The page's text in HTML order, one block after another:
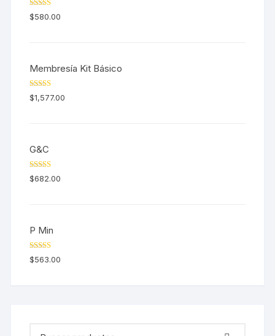
Valorado en
5.00de 5
$580.00
Membresía Kit Básico
Valorado en
5.00 de 5
$1,577.00
G&C
Valorado en
5.00de 5
$682.00
P Min
Valorado en
5.00de 5
$563.00